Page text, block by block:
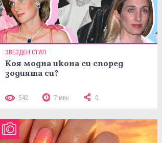
ЗВЕЗДЕН СТИЛ
Коя модна икона си според
зодията си?
542 7 мин 0